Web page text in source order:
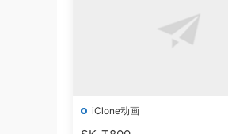
iClone动画